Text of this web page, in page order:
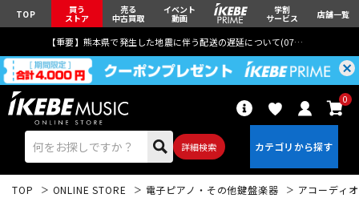
TOP 買う
ストア
売る
中古買取
イベント
動画
学割
サービス 店舗一覧
【重要】熊本県で発生した地震に伴う配送の遅延について(07月29日
詳細検索
0
TOP ONLINE STORE 電子ピアノ・その他鍵盤楽器 アコーディ